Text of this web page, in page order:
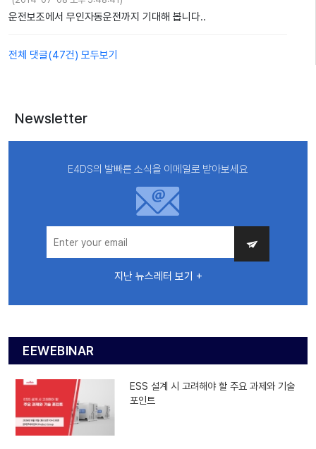
운전보조에서 무인자동운전까지 기대해 봅니다..
전체 댓글(47건) 모두보기
Newsletter
E4DS의 발빠른 소식을 이메일로 받아보세요
지난 뉴스레터 보기 +
EEWEBINAR
ESS 설계 시 고려해야 할 주요 과제와 기술
포인트